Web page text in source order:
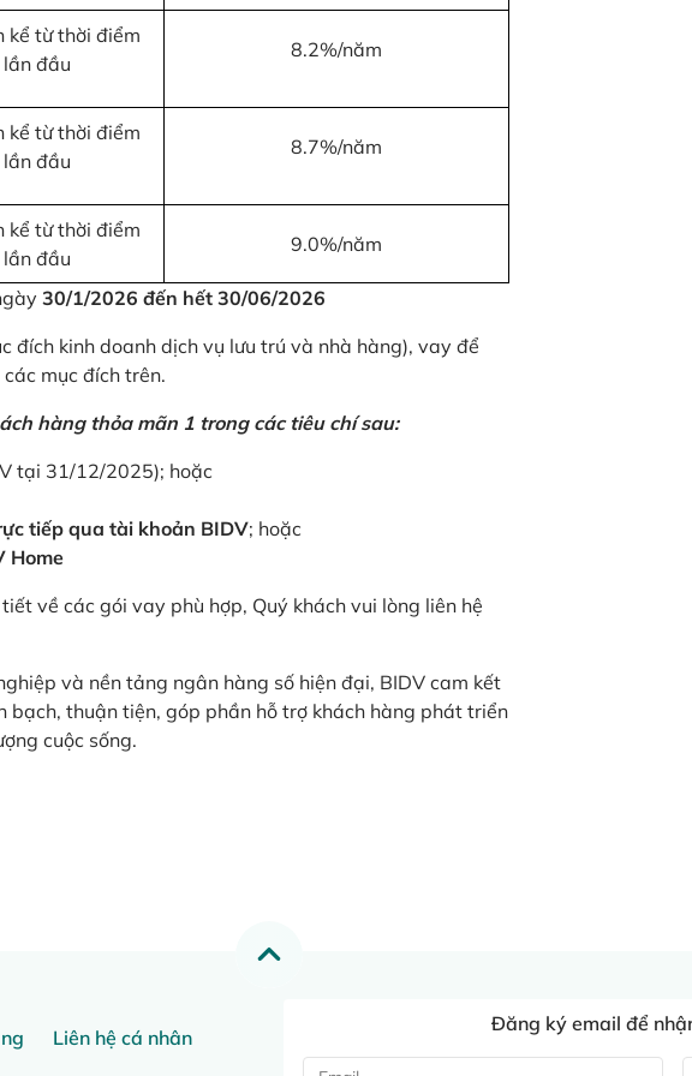
kể từ thời điểm
đầu
8.2%/năm
kể từ thời điểm
đầu
8.7%/năm
kể từ thời điểm
đầu
9.0%/năm
30/1/2026 đến hết 30/06/2026
đích kinh doanh dịch vụ lưu trú và nhà hàng), vay để
mục đích trên.
hàng thỏa mãn 1 trong các tiêu chí sau:
tại 31/12/2025); hoặc
tiếp qua tài khoản BIDV; hoặc
Home
về các gói vay phù hợp, Quý khách vui lòng liên hệ
và nền tảng ngân hàng số hiện đại, BIDV cam kết
thuận tiện, góp phần hỗ trợ khách hàng phát triển
cuộc sống.
Liên hệ cá nhân
Đăng ký email để